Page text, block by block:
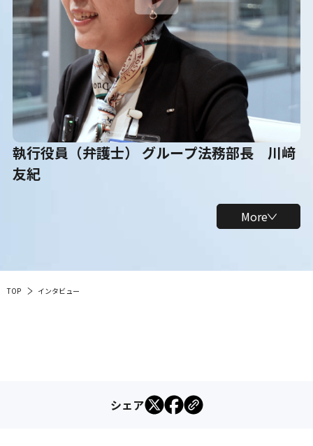
執行役員（弁護士） グループ法務部長 川﨑
友紀
More
TOP インタビュー
シェア